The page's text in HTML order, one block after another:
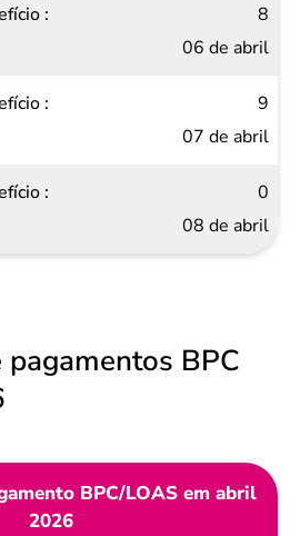
8
06 de abril
9
07 de abril
0
08 de abril
BPC
BPC/LOAS em abril
2026